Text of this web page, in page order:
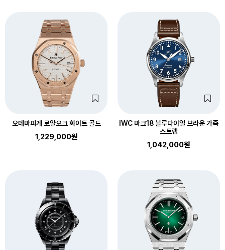
오데마피게 로얄오크 화이트 골드
1,229,000원
IWC 마크18 블루다이얼 브라운 가죽
스트랩
1,042,000원